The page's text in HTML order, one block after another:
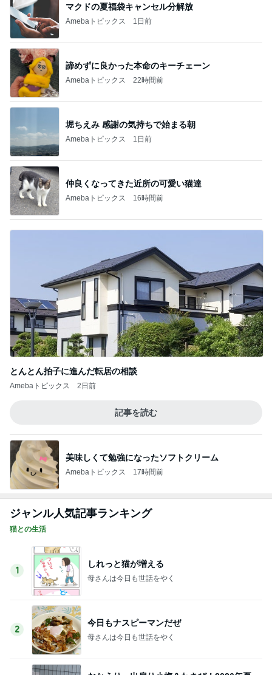
マクドの夏福袋キャンセル分解放
Amebaトピックス 1日前
諦めずに良かった本命のキーチェーン
Amebaトピックス 22時間前
堀ちえみ 感謝の気持ちで始まる朝
Amebaトピックス 1日前
仲良くなってきた近所の可愛い猫達
Amebaトピックス 16時間前
とんとん拍子に進んだ転居の相談
Amebaトピックス 2日前
記事を読む
美味しくて勉強になったソフトクリーム
Amebaトピックス 17時間前
ジャンル人気記事ランキング
猫との生活
1
しれっと猫が増える
母さんは今日も世話をやく
2
今日もナスピーマンだぜ
母さんは今日も世話をやく